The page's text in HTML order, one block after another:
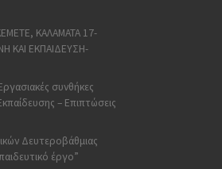
ΚΑΛΑΜΑΤΑ 17-
ΚΑΙ ΕΚΠΑΙΔΕΥΣΗ-
συνθήκες
– Επιπτώσεις
Δευτεροβάθμιας
έργο”